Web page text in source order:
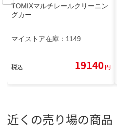
TOMIXマルチレールクリーニン
グカー
マイストア在庫： 1149
税込 19140円
近くの売り場の商品